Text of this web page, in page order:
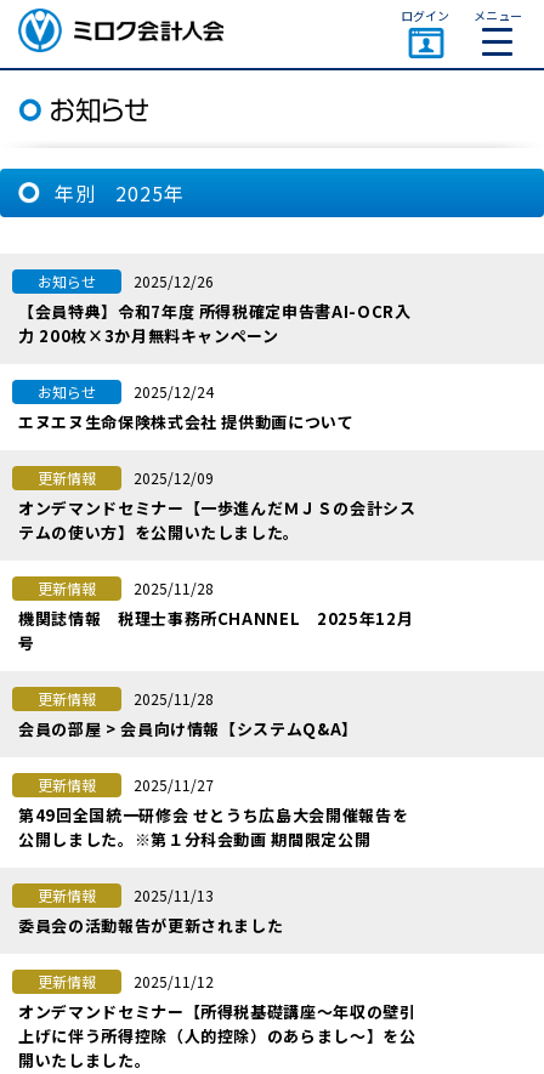
ミロク会計人会 MIROKU
ACCOUNTING PERSON
ASSOCIATION
ログイン メニュー
年別 2025年
お知らせ 2025/12/26
【会員特典】令和7年度 所得税確定申告書AI-OCR入
力 200枚×3か月無料キャンペーン
お知らせ 2025/12/24
エヌエヌ生命保険株式会社 提供動画について
更新情報 2025/12/09
オンデマンドセミナー【一歩進んだＭＪＳの会計シス
テムの使い方】を公開いたしました。
更新情報 2025/11/28
機関誌情報 税理士事務所CHANNEL 2025年12月
号
更新情報 2025/11/28
会員の部屋 > 会員向け情報【システムQ&A】
更新情報 2025/11/27
第49回全国統一研修会 せとうち広島大会開催報告を
公開しました。※第１分科会動画 期間限定公開
更新情報 2025/11/13
委員会の活動報告が更新されました
更新情報 2025/11/12
オンデマンドセミナー【所得税基礎講座～年収の壁引
上げに伴う所得控除（人的控除）のあらまし～】を公
開いたしました。